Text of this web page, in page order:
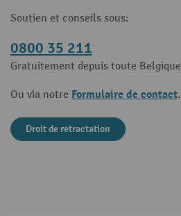
Soutien et conseils sous:
0800 35 211
Gratuitement depuis toute Belgique
Ou via notre Formulaire de contact.
Droit de retractation